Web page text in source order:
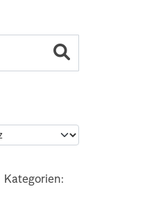
Kategorien: